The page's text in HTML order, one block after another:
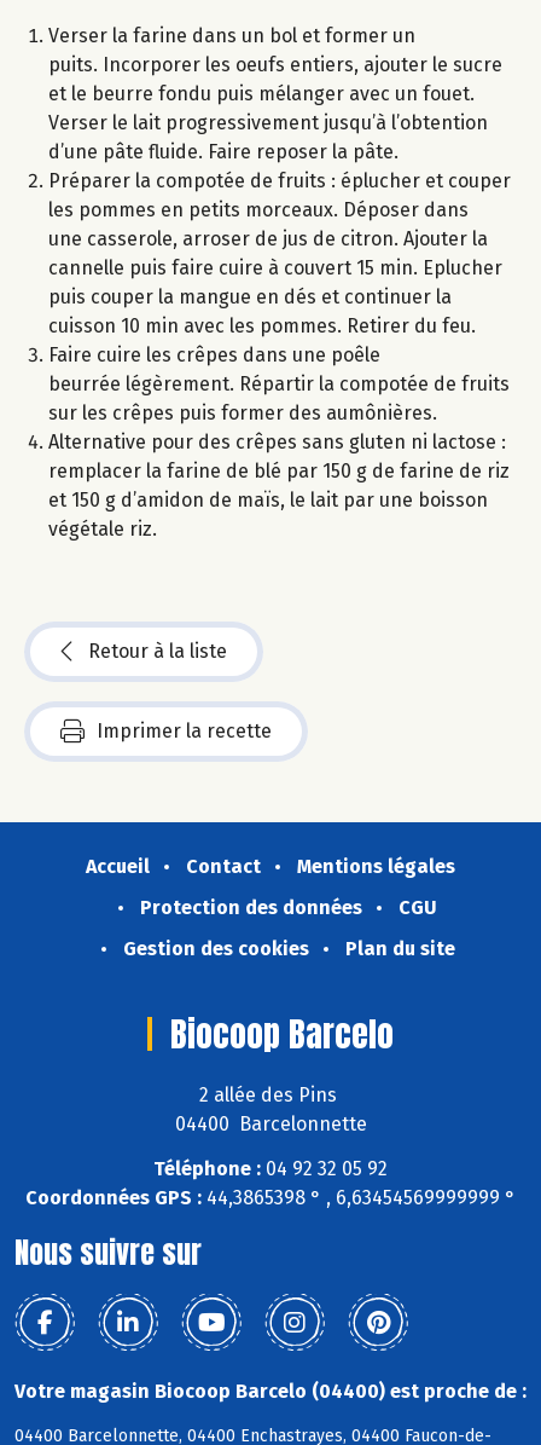
Verser la farine dans un bol et former un
puits. Incorporer les oeufs entiers, ajouter le sucre
et le beurre fondu puis mélanger avec un fouet.
Verser le lait progressivement jusqu’à l’obtention
d’une pâte fluide. Faire reposer la pâte.
Préparer la compotée de fruits : éplucher et couper
les pommes en petits morceaux. Déposer dans
une casserole, arroser de jus de citron. Ajouter la
cannelle puis faire cuire à couvert 15 min. Eplucher
puis couper la mangue en dés et continuer la
cuisson 10 min avec les pommes. Retirer du feu.
Faire cuire les crêpes dans une poêle
beurrée légèrement. Répartir la compotée de fruits
sur les crêpes puis former des aumônières.
Alternative pour des crêpes sans gluten ni lactose :
remplacer la farine de blé par 150 g de farine de riz
et 150 g d’amidon de maïs, le lait par une boisson
végétale riz.
Retour à la liste
Imprimer la recette
Accueil Contact
Mentions légales
Protection des données
CGU
Gestion des cookies
Plan du site
Biocoop Barcelo
2 allée des Pins
04400 Barcelonnette
Téléphone : 04 92 32 05 92
Coordonnées GPS : 44,3865398 ° , 6,63454569999999 °
Nous suivre sur
Votre magasin Biocoop Barcelo (04400) est proche de :
04400 Barcelonnette, 04400 Enchastrayes, 04400 Faucon-de-